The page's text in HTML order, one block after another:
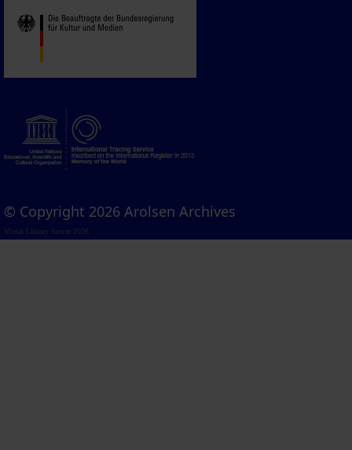
© Copyright 2026 Arolsen Archives
Visual Library Server 2026